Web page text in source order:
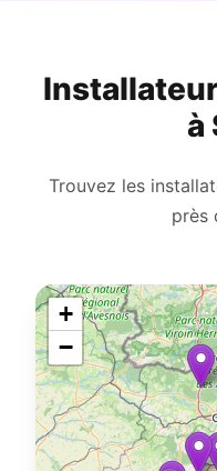
à
Trouvez les
près
+
−